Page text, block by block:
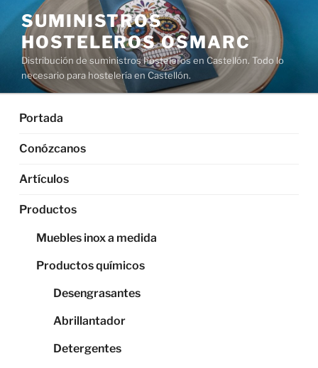
Saltar
al
contenido
SUMINISTROS
HOSTELEROS OSMARC
Distribución de suministros hosteleros en Castellón. Todo lo
necesario para hostelería en Castellón.
Portada
Conózcanos
Artículos
Productos
Muebles inox a medida
Productos químicos
Desengrasantes
Abrillantador
Detergentes